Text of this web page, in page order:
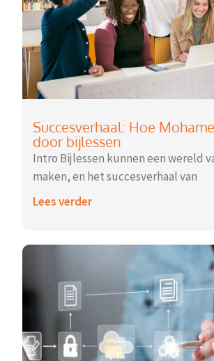
Succesverhaal: Hoe
door bijlessen
Intro Bijlessen kunnen een wereld
maken, en het succesverhaal van
Lees verder